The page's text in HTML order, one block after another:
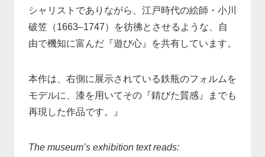
シャリストでありながら、江戸時代の絵師・小川
破笠（1663–1747）を彷彿とさせるような、自
由で機知に富んだ『遊び心』を共有しています。
本作は、右側に展示されている鉄瓶のフォルムを
モデルに、漆を用いてその『錆びた質感』までも
再現した作品です。』
The museum’s exhibition text reads: